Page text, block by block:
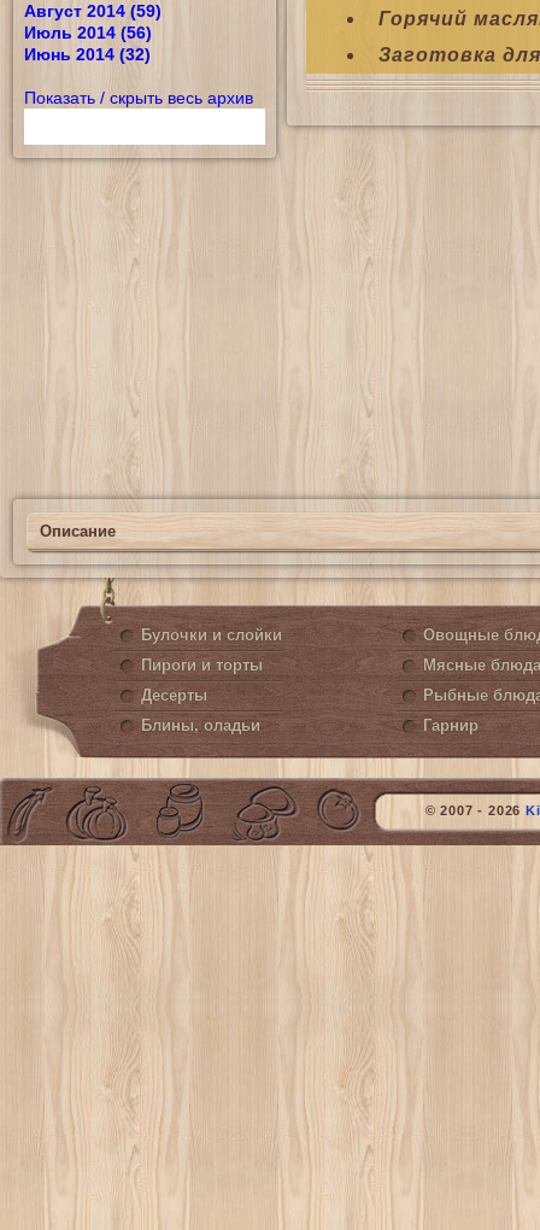
Август 2014 (59)
Июль 2014 (56)
Июнь 2014 (32)
Показать / скрыть весь архив
Горячий
Заготовка
Описание
Булочки и слойки
Пироги и торты
Десерты
Блины, оладьи
Овощные
Мясные блюда
Рыбные
Гарнир
© 2007 - 2026